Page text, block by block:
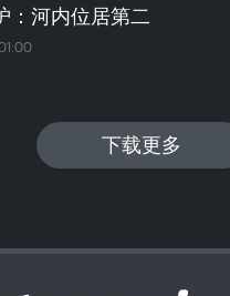
：河内位居第二
下载更多